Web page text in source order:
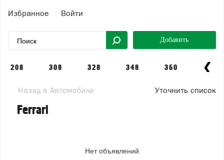
Избранное Войти
Добавить
208 308 328 348 360 412
Назад в Автомобили Уточнить список
Ferrari
Нет объявлений